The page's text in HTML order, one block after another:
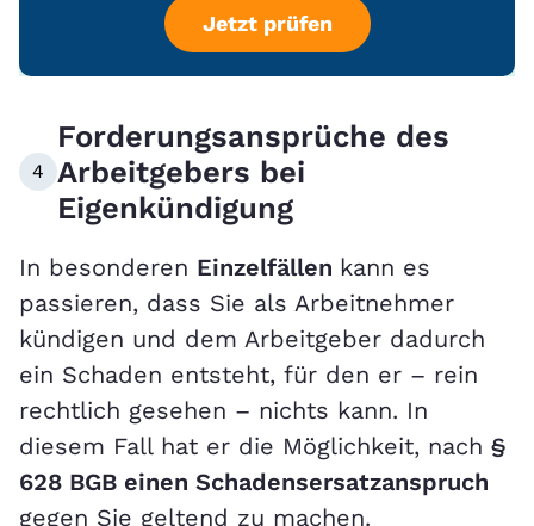
Jetzt prüfen
4
Forderungsansprüche des
Arbeitgebers bei
Eigenkündigung
In besonderen Einzelfällen kann es
passieren, dass Sie als Arbeitnehmer
kündigen und dem Arbeitgeber dadurch
ein Schaden entsteht, für den er – rein
rechtlich gesehen – nichts kann. In
diesem Fall hat er die Möglichkeit, nach §
628 BGB einen Schadensersatzanspruch
gegen Sie geltend zu machen.